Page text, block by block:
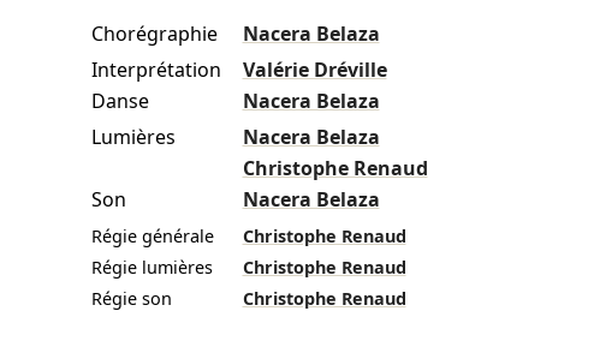
Chorégraphie
Nacera Belaza
Interprétation
Valérie Dréville
Danse
Nacera Belaza
Lumières
Nacera Belaza
Christophe Renaud
Son
Nacera Belaza
Régie générale
Christophe Renaud
Régie lumières
Christophe Renaud
Régie son
Christophe Renaud